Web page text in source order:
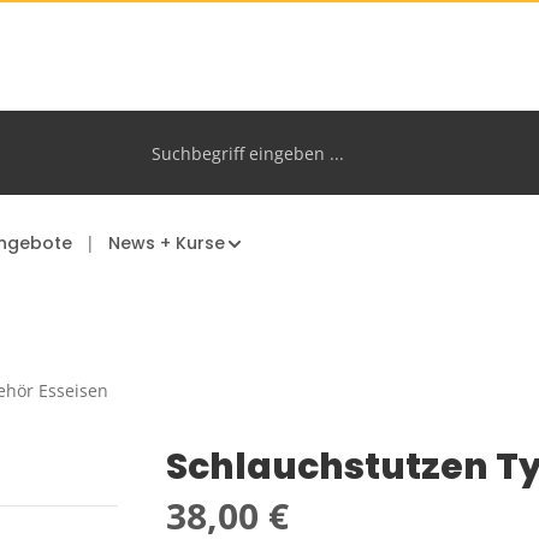
News + Kurse
Esseisen
Schlauchstutzen
Regulärer Preis:
38,00 €